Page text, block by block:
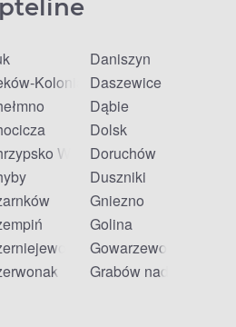
Kolonia
Wielkie
Daniszyn
Daszewice
Dąbie
Dolsk
Doruchów
Duszniki
Gniezno
Golina
Gowarzewo
Grabów nad Prosną